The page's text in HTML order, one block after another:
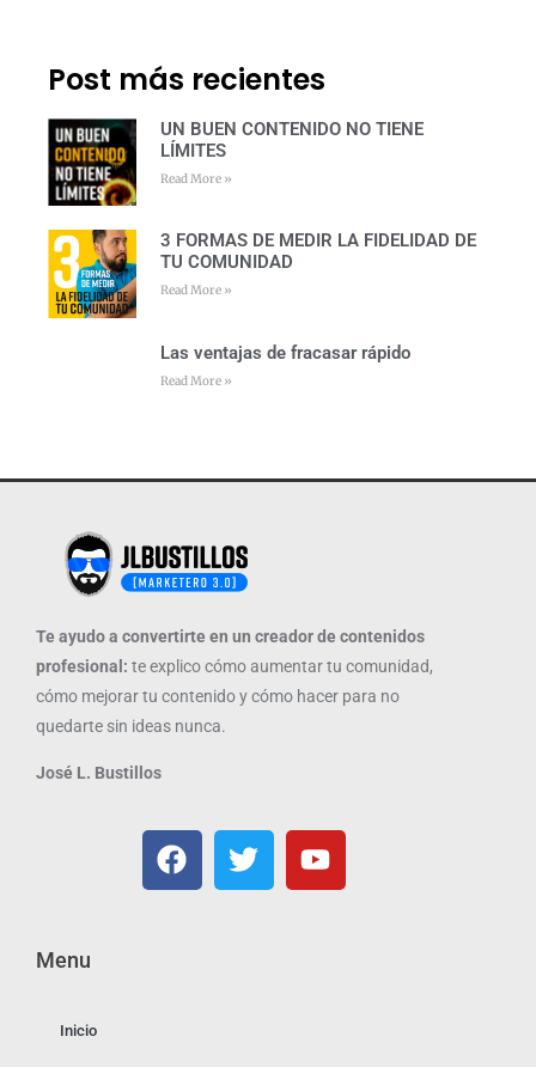
Post más recientes
UN BUEN CONTENIDO NO TIENE
LÍMITES
Read More »
3 FORMAS DE MEDIR LA FIDELIDAD DE
TU COMUNIDAD
Read More »
Las ventajas de fracasar rápido
Read More »
Te ayudo a convertirte en un creador de contenidos
profesional: te explico cómo aumentar tu comunidad,
cómo mejorar tu contenido y cómo hacer para no
quedarte sin ideas nunca.
José L. Bustillos
Menu
Inicio